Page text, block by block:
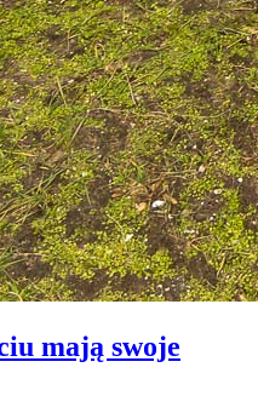
mają swoje